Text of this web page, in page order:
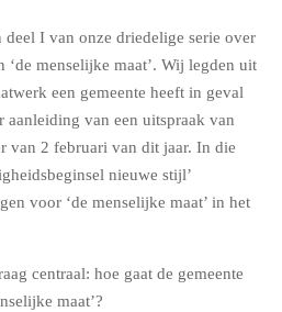
I van onze driedelige serie over
‘de menselijke maat’. Wij legden uit
een gemeente heeft in geval
van een uitspraak van
van 2 februari van dit jaar. In die
nieuwe stijl’
voor ‘de menselijke maat’ in het
centraal: hoe gaat de gemeente
maat’?